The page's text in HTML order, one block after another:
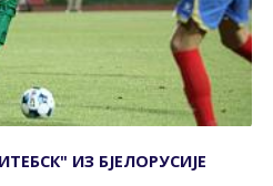
ИЗ БЈЕЛОРУСИЈЕ